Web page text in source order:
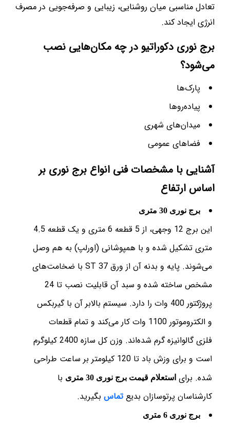
تعادل مناسبی میان روشنایی، زیبایی و صرفه‌جویی در مصرف
انرژی ایجاد کند.
برج نوری دکوراتیو در چه مکا‌ن‌هایی نصب
می‌شود؟
پارک‌ها
پیاده‌روها
میدان‌های شهری
فضاهای عمومی
آشنایی با مشخصات فنی انواع برج نوری بر
اساس ارتفاع
برج نوری 30 متری
این برج 12 وجهی، از 5 قطعه 6 متری و یک قطعه 4.5
متری تشکیل شده و با همپوشانی (اورلپ) به هم وصل
می‌شوند. پایه و بدنه آن از ورق ST 37 با ضخامت‌های
مشخص ساخته شده و سبد آن قابلیت نصب تا 24
پروژکتور 400 وات را دارد. سیستم بالابر آن با گیربکس
و الکتروموتور 1100 وات کار می‌کند و تمام قطعات
فلزی گالوانیزه گرم شده‌اند. وزن کل سازه 2400 کیلوگرم
است و برای وزش باد تا 120 کیلومتر بر ساعت طراحی
شده. برای استعلام قیمت برج نوری 30 متری
با
کارشناسان پرتوسازان بدیعتماس بگیرید.
برج نوری 6 متری